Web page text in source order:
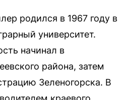
родился в 1967 году в
университет.
начинал в
района, затем
Зеленогорска. В